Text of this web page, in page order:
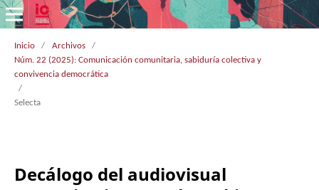
Inicio / Archivos
/
Núm. 22 (2025): Comunicación comunitaria, sabiduría colectiva y
convivencia democrática
/
Selecta
Decálogo del audiovisual